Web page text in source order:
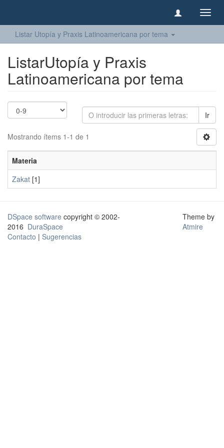
Listar Utopía y Praxis Latinoamericana por tema
ListarUtopía y Praxis
Latinoamericana por tema
Ir
Mostrando ítems 1-1 de 1
Materia
Zakat [1]
DSpace software copyright © 2002-
2016 DuraSpace
Contacto | Sugerencias
Theme by
Atmire